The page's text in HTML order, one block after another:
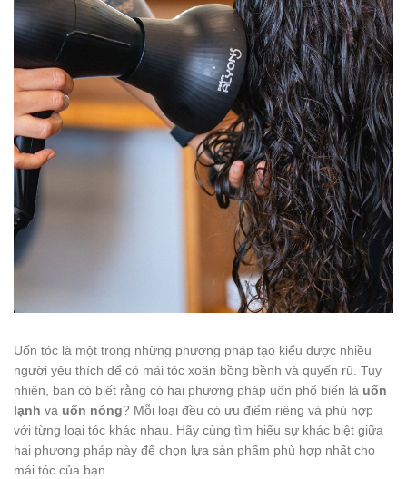
Uốn tóc là một trong những phương pháp tạo kiểu được nhiều
người yêu thích để có mái tóc xoăn bồng bềnh và quyến rũ. Tuy
nhiên, bạn có biết rằng có hai phương pháp uốn phổ biến là uốn
lạnh và uốn nóng? Mỗi loại đều có ưu điểm riêng và phù hợp
với từng loại tóc khác nhau. Hãy cùng tìm hiểu sự khác biệt giữa
hai phương pháp này để chọn lựa sản phẩm phù hợp nhất cho
mái tóc của bạn.